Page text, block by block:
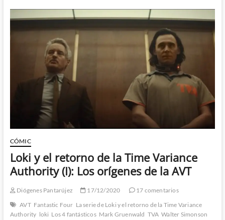
crímenes
contra
el
espaciotiempo:
retorno
Variance
Authority
(II)
CÓMIC
Loki y el retorno de la Time Variance
Authority (I): Los orígenes de la AVT
Diógenes Pantarújez 17/12/2020
17 comentarios
AVT Fantastic Four La serie de Loki y el retorno de la Time Variance
Authority loki Los 4 fantásticos Mark Gruenwald TVA Walter Simonson